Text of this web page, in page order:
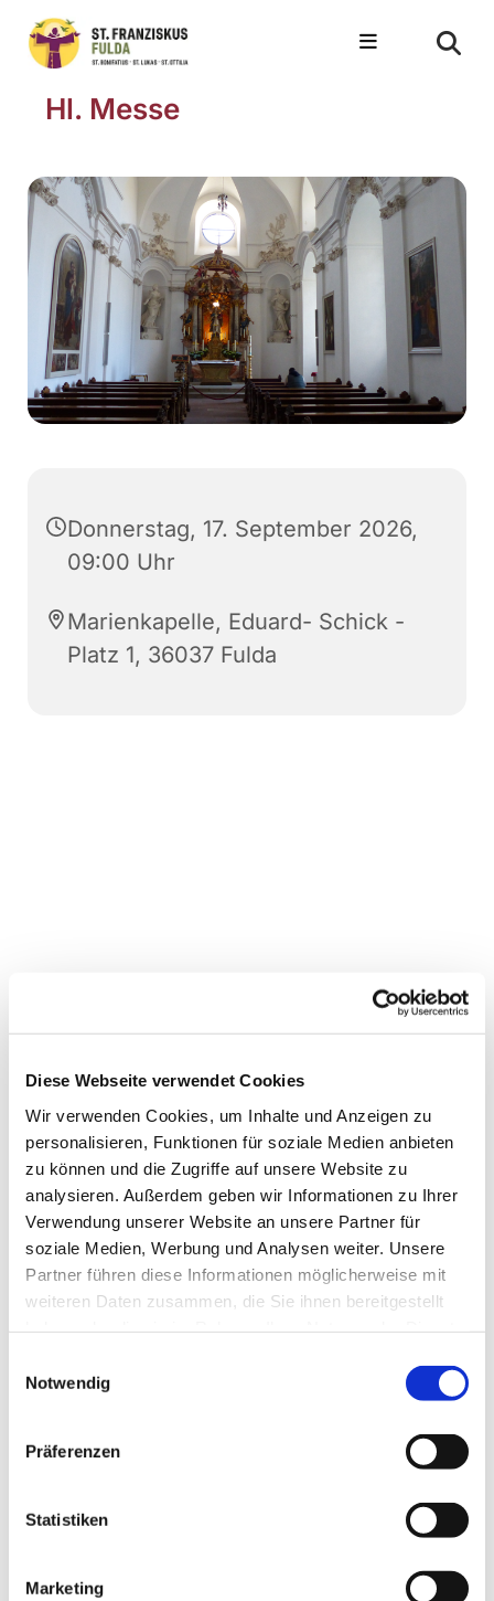
Diese Webseite verwendet Cookies
Wir verwenden Cookies, um Inhalte und Anzeigen zu
personalisieren, Funktionen für soziale Medien anbieten
zu können und die Zugriffe auf unsere Website zu
analysieren. Außerdem geben wir Informationen zu Ihrer
Verwendung unserer Website an unsere Partner für
soziale Medien, Werbung und Analysen weiter. Unsere
Partner führen diese Informationen möglicherweise mit
weiteren Daten zusammen, die Sie ihnen bereitgestellt
Notwendig
Präferenzen
Statistiken
Marketing
Hl. Messe
Donnerstag, 17. September 2026,
09:00 Uhr
Marienkapelle, Eduard- Schick -
Platz 1, 36037 Fulda
Dies könnte Sie auch
interessieren